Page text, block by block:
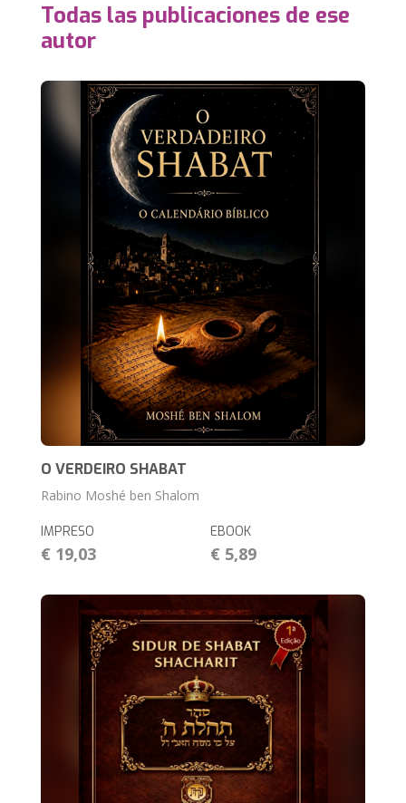
Todas las publicaciones de ese
autor
O VERDEIRO SHABAT
Rabino Moshé ben Shalom
IMPRESO
€ 19,03
EBOOK
€ 5,89